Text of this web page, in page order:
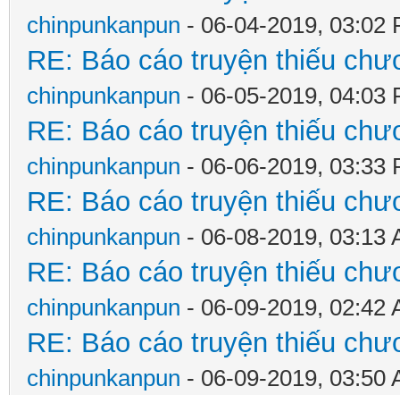
chinpunkanpun - 06-04-2019, 03:02
RE: Báo cáo truyện thiếu
chinpunkanpun - 06-05-2019, 04:03
RE: Báo cáo truyện thiếu
chinpunkanpun - 06-06-2019, 03:33
RE: Báo cáo truyện thiếu
chinpunkanpun - 06-08-2019, 03:13
RE: Báo cáo truyện thiếu
chinpunkanpun - 06-09-2019, 02:42
RE: Báo cáo truyện thiếu
chinpunkanpun - 06-09-2019, 03:50